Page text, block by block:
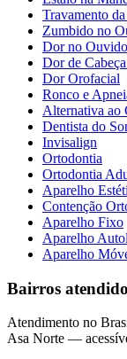
Travamento
Zumbido no
Dor no
Dor de
Dor Orofacial
Ronco e
Alternativa ao
Dentista do
Invisalign
Ortodontia
Ortodontia
Aparelho
Contenção
Aparelho Fixo
Aparelho
Aparelho
Bairros
Atendimento no
Asa Norte —